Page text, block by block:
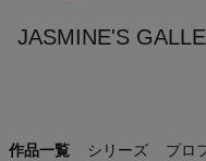
JASMINE'S
作品一覧 シリーズ プロ